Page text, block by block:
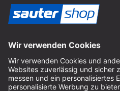
Impressum
AGB